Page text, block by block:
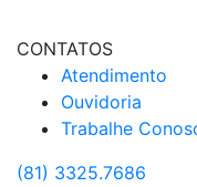
CONTATOS
Atendimento
Ouvidoria
Trabalhe
(81) 3325.7686